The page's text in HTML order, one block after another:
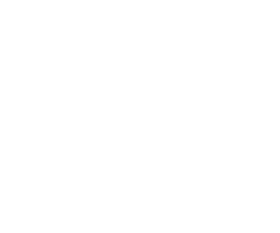
sont devenues ces dernières
compétitifs, puisque la marque